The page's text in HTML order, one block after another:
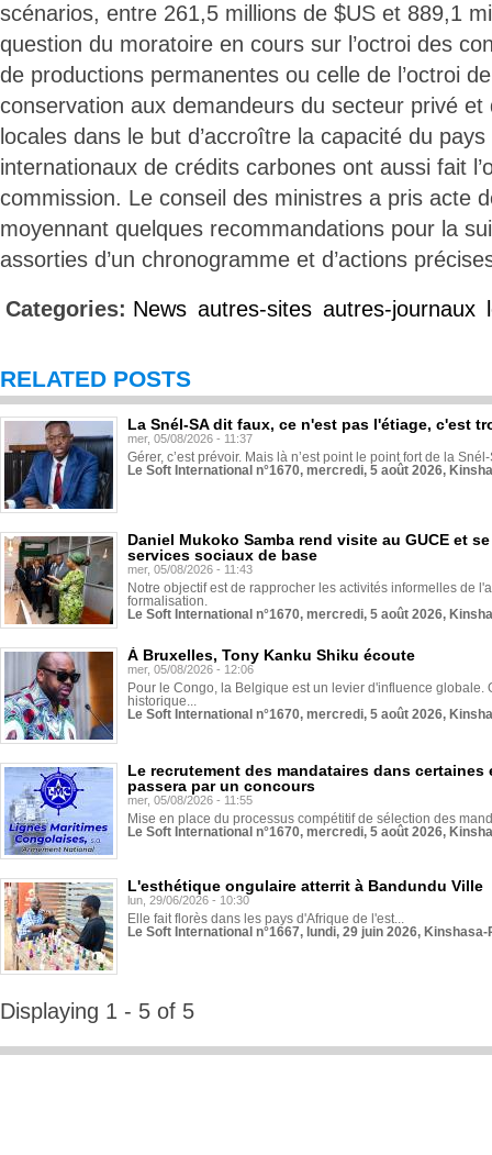
scénarios, entre 261,5 millions de $US et 889,1
question du moratoire en cours sur l’octroi des
de productions permanentes ou celle de l’octroi
conservation aux demandeurs du secteur privé et
locales dans le but d’accroître la capacité du
internationaux de crédits carbones ont aussi fait
commission. Le conseil des ministres a pris acte
moyennant quelques recommandations pour la
assorties d’un chronogramme et d’actions
Categories: News autres-sites autres-journaux
RELATED POSTS
La Snél-SA dit faux, ce n'est pas l'étiage, c'est
mer, 05/08/2026 - 11:37
Gérer, c’est prévoir. Mais là n’est point le point fort de la
Le Soft International n°1670, mercredi, 5 août 2026,
Daniel Mukoko Samba rend visite au GUCE et
services sociaux de base
mer, 05/08/2026 - 11:43
Notre objectif est de rapprocher les activités informelles de
formalisation.
Le Soft International n°1670, mercredi, 5 août 2026,
À Bruxelles, Tony Kanku Shiku écoute
mer, 05/08/2026 - 12:06
Pour le Congo, la Belgique est un levier d'influence globale.
historique...
Le Soft International n°1670, mercredi, 5 août 2026,
Le recrutement des mandataires dans
passera par un concours
mer, 05/08/2026 - 11:55
Mise en place du processus compétitif de sélection des
Le Soft International n°1670, mercredi, 5 août 2026,
L'esthétique ongulaire atterrit à Bandundu Ville
lun, 29/06/2026 - 10:30
Elle fait florès dans les pays d'Afrique de l'est...
Le Soft International n°1667, lundi, 29 juin 2026,
Displaying 1 - 5 of 5